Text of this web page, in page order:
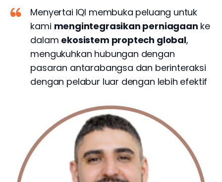
Menyertai IQI membuka peluang untuk
kami mengintegrasikan perniagaan ke
dalam ekosistem proptech global,
mengukuhkan hubungan dengan
pasaran antarabangsa dan berinteraksi
dengan pelabur luar dengan lebih efektif